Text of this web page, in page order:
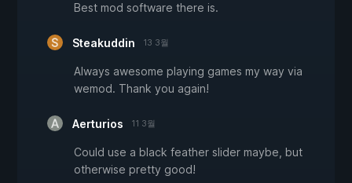
Best mod software there is.
Steakuddin 13 3월
Always awesome playing games my way via
wemod. Thank you again!
Aerturios 11 3월
Could use a black feather slider maybe, but
otherwise pretty good!